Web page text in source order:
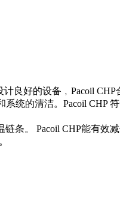
良好的设备﹐Pacoil
统的清洁。Pacoil CHP
条。 Pacoil CHP能有